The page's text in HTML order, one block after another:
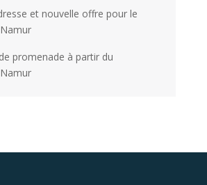
et nouvelle offre pour le
promenade à partir du